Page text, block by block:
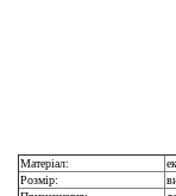
Матеріал:
Розмір: